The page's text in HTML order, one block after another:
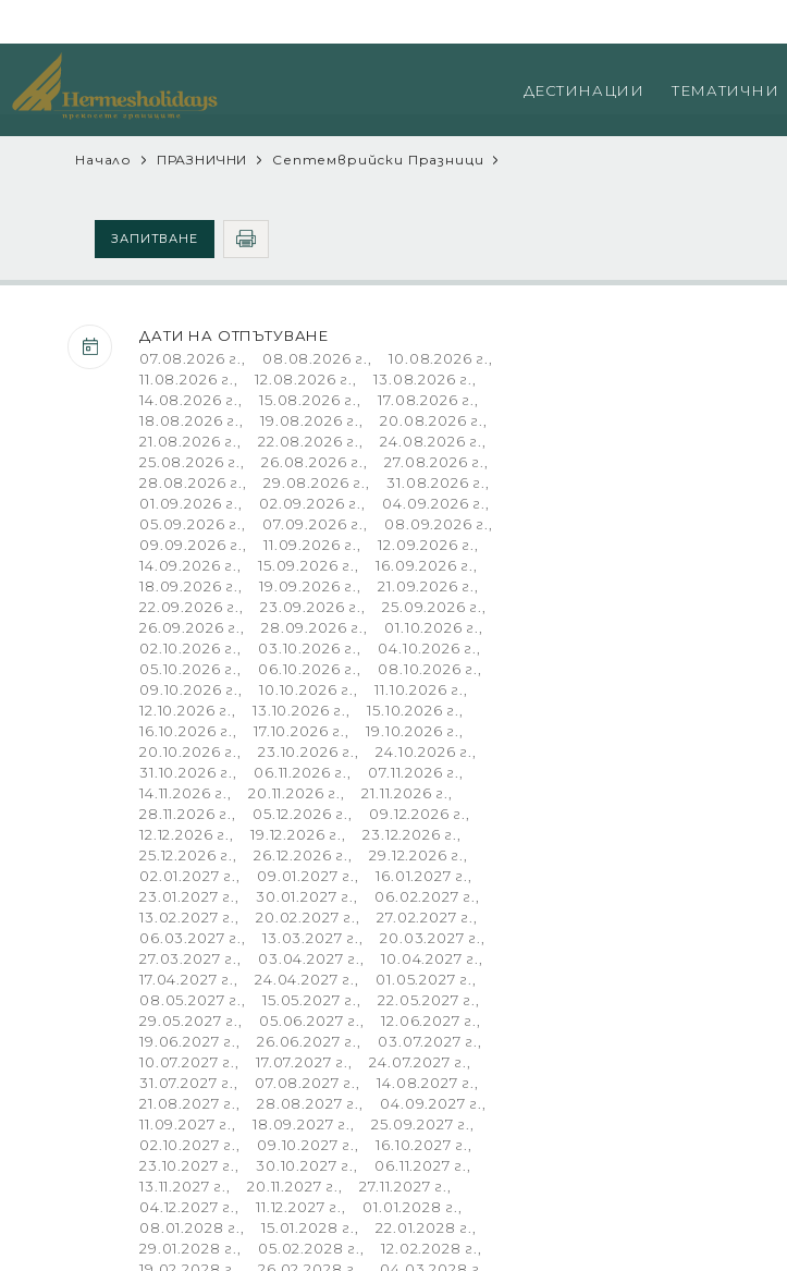
ДЕСТИНАЦИИ ТЕМАТИЧНИ
Начало ПРАЗНИЧНИ Септемврийски Празници
ЗАПИТВАНЕ
ДАТИ НА ОТПЪТУВАНЕ
07.08.2026 г., 08.08.2026 г., 10.08.2026 г., 11.08.2026 г., 12.08.2026 г., 13.08.2026 г., 14.08.2026 г., 15.08.2026 г., 17.08.2026 г., 18.08.2026 г., 19.08.2026 г., 20.08.2026 г., 21.08.2026 г., 22.08.2026 г., 24.08.2026 г., 25.08.2026 г., 26.08.2026 г., 27.08.2026 г., 28.08.2026 г., 29.08.2026 г., 31.08.2026 г., 01.09.2026 г., 02.09.2026 г., 04.09.2026 г., 05.09.2026 г., 07.09.2026 г., 08.09.2026 г., 09.09.2026 г., 11.09.2026 г., 12.09.2026 г., 14.09.2026 г., 15.09.2026 г., 16.09.2026 г., 18.09.2026 г., 19.09.2026 г., 21.09.2026 г., 22.09.2026 г., 23.09.2026 г., 25.09.2026 г., 26.09.2026 г., 28.09.2026 г., 01.10.2026 г., 02.10.2026 г., 03.10.2026 г., 04.10.2026 г., 05.10.2026 г., 06.10.2026 г., 08.10.2026 г., 09.10.2026 г., 10.10.2026 г., 11.10.2026 г., 12.10.2026 г., 13.10.2026 г., 15.10.2026 г., 16.10.2026 г., 17.10.2026 г., 19.10.2026 г., 20.10.2026 г., 23.10.2026 г., 24.10.2026 г., 31.10.2026 г., 06.11.2026 г., 07.11.2026 г., 14.11.2026 г., 20.11.2026 г., 21.11.2026 г., 28.11.2026 г., 05.12.2026 г., 09.12.2026 г.,